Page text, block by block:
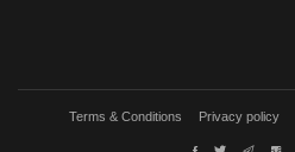
Terms & Conditions Privacy policy